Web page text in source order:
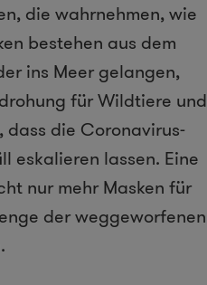
die wahrnehmen, wie
bestehen aus dem
ins Meer gelangen,
für Wildtiere und
dass die Coronavirus-
eskalieren lassen. Eine
nur mehr Masken für
der weggeworfenen